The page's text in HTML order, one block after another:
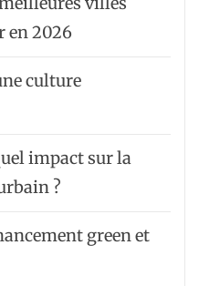
en 2026
culture
impact sur la
?
green et